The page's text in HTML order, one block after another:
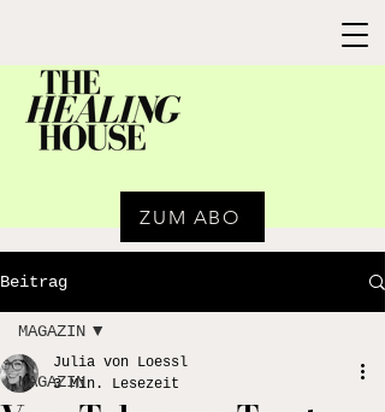
ZUM ABO
Beitrag
MAGAZIN
MAGAZIN
Julia von Loessl
3 Min. Lesezeit